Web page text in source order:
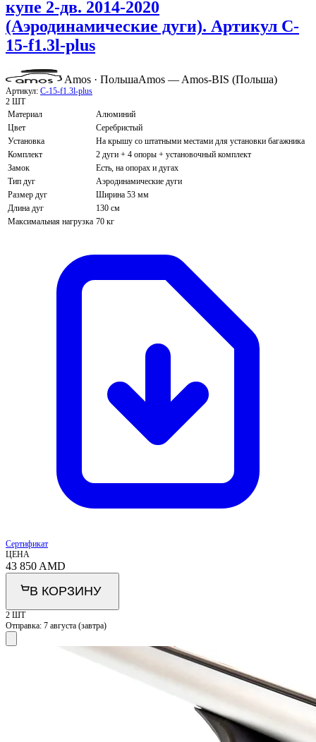
купе 2-дв. 2014-2020
(Аэродинамические дуги). Артикул C-
15-f1.3l-plus
Amos · ПольшаAmos — Amos-BIS (Польша)
Артикул: C-15-f1.3l-plus
2 ШТ
Материал
Алюминий
Цвет
Серебристый
Установка
На крышу со штатными местами для установки багажника
Комплект
2 дуги + 4 опоры + установочный комплект
Замок
Есть, на опорах и дугах
Тип дуг
Аэродинамические дуги
Размер дуг
Ширина 53 мм
Длина дуг
130 см
Максимальная нагрузка 70 кг
Сертификат
ЦЕНА
43 850 AMD
В КОРЗИНУ
2 ШТ
Отправка: 7 августа (завтра)